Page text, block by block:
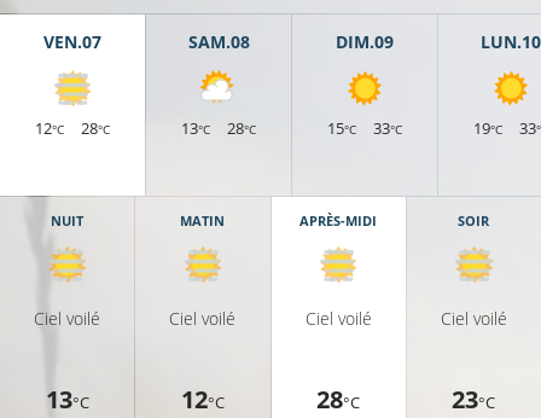
VEN.07
12°C 28°C
SAM.08
13°C 28°C
DIM.09
15°C 33°C
LUN.10
19°C 33
NUIT
Ciel voilé
13°C
MATIN
Ciel voilé
12°C
APRÈS-MIDI
Ciel voilé
28°C
SOIR
Ciel voilé
23°C